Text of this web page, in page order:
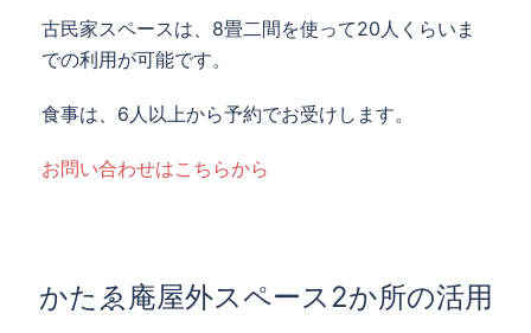
古民家スペースは、8畳二間を使って20人くらいま
での利用が可能です。
食事は、6人以上から予約でお受けします。
お問い合わせはこちらから
かたゑ庵屋外スペース2か所の活用